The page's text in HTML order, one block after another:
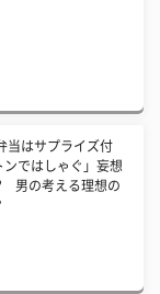
当はサプライズ付
ンではしゃぐ」妄想
男の考える理想の